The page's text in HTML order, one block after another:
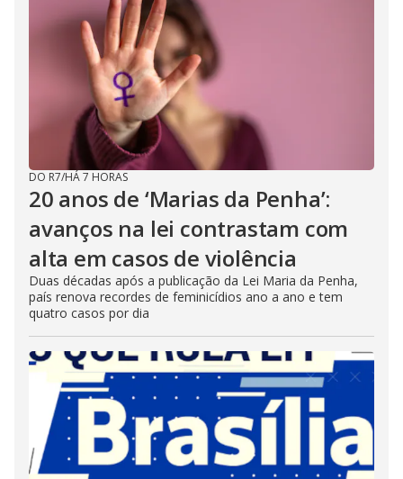
DO R7/HÁ 7 HORAS
20 anos de ‘Marias da Penha’:
avanços na lei contrastam com
alta em casos de violência
Duas décadas após a publicação da Lei Maria da Penha,
país renova recordes de feminicídios ano a ano e tem
quatro casos por dia